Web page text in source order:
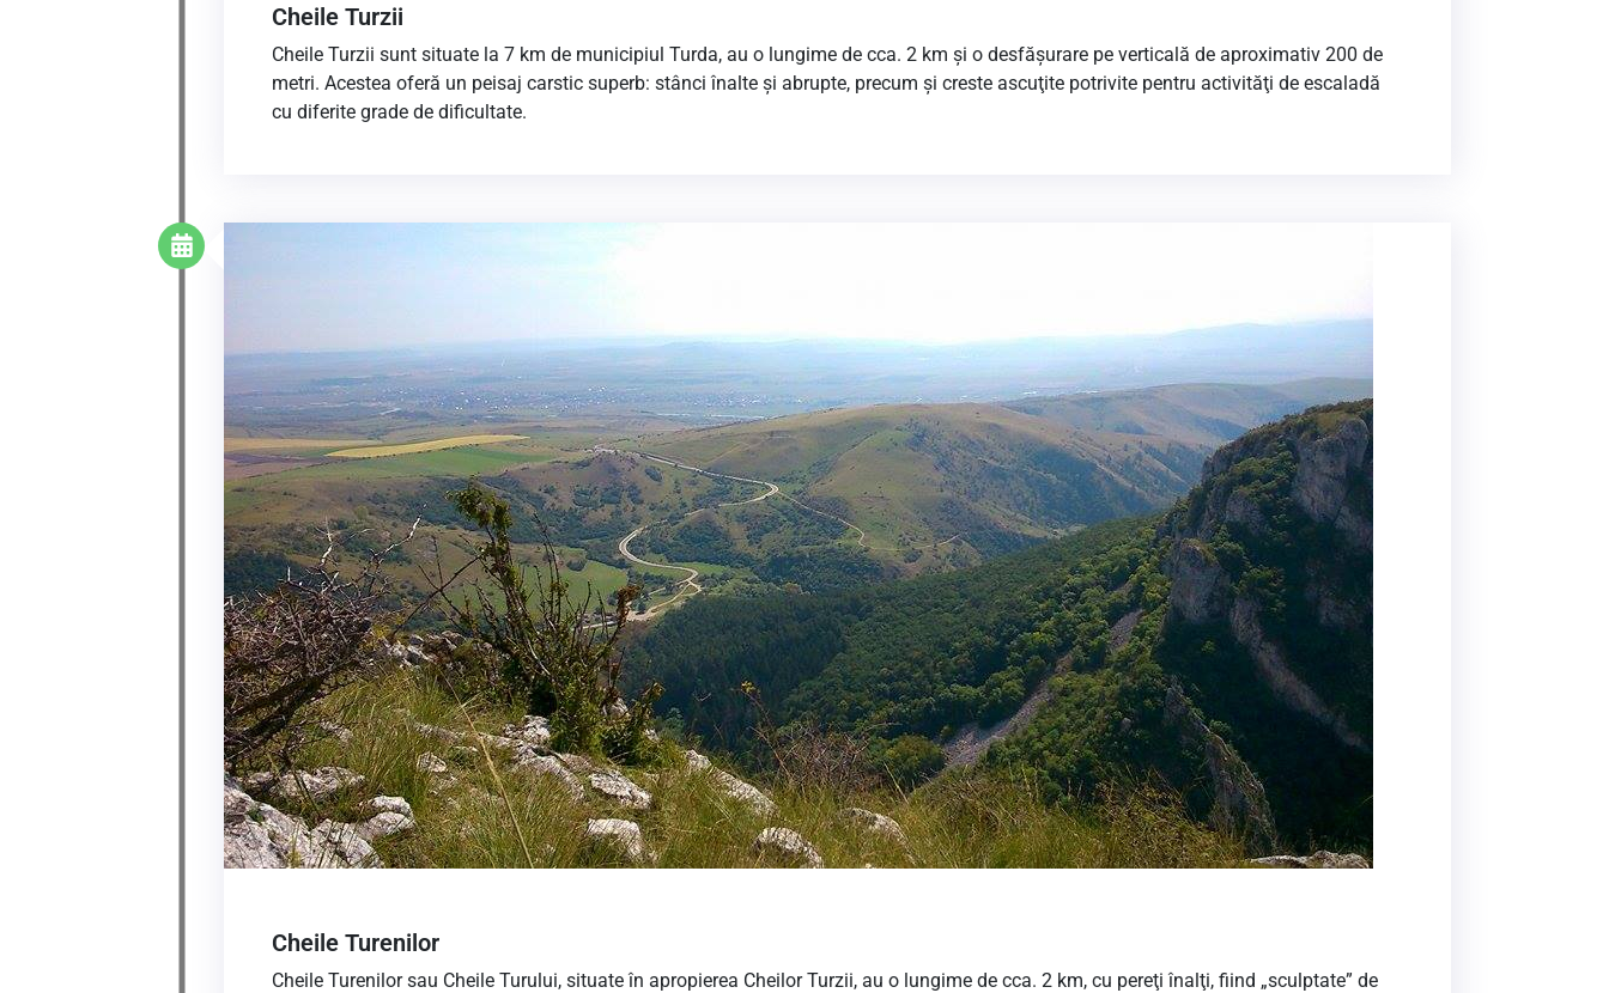
Cheile Turzii
Cheile Turzii sunt situate la 7 km de municipiul Turda, au o lungime de cca. 2 km şi o desfăşurare pe verticală de aproximativ 200 de
metri. Acestea oferă un peisaj carstic superb: stânci înalte şi abrupte, precum şi creste ascuţite potrivite pentru activităţi de escaladă
cu diferite grade de dificultate.
Cheile Turenilor
Cheile Turenilor sau Cheile Turului, situate în apropierea Cheilor Turzii, au o lungime de cca. 2 km, cu pereţi înalţi, fiind „sculptate” de